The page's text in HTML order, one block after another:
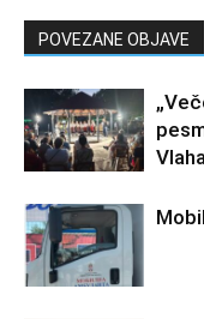
POVEZANE OBJAVE